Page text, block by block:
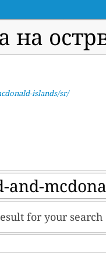
на
islands/sr/
for your